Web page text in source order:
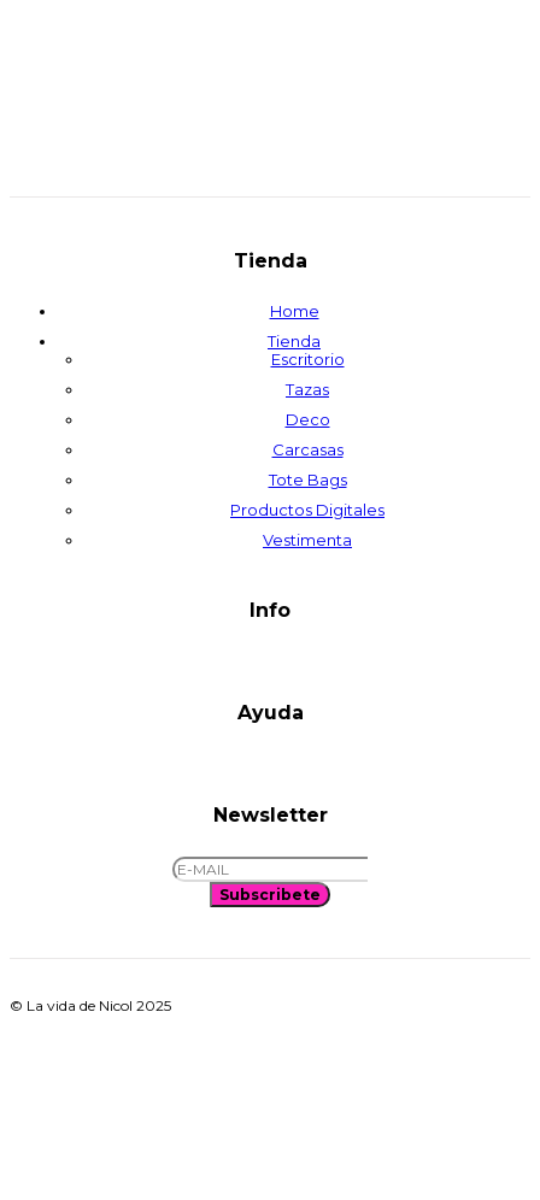
Tienda
Home
Tienda
Escritorio
Tazas
Deco
Carcasas
Tote Bags
Productos Digitales
Vestimenta
Info
Ayuda
Newsletter
Subscribete
© La vida de Nicol 2025